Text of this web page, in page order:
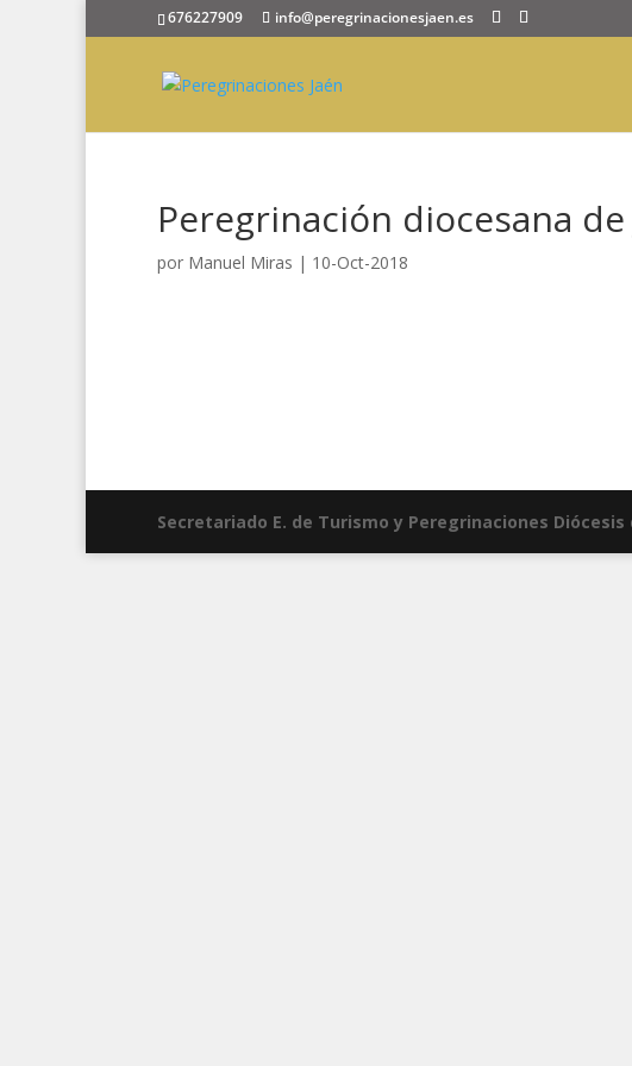
676227909 info@peregrinacionesjaen.es
Peregrinación diocesana de
por Manuel Miras | 10-Oct-2018
Secretariado E. de Turismo y Peregrinaciones Diócesis